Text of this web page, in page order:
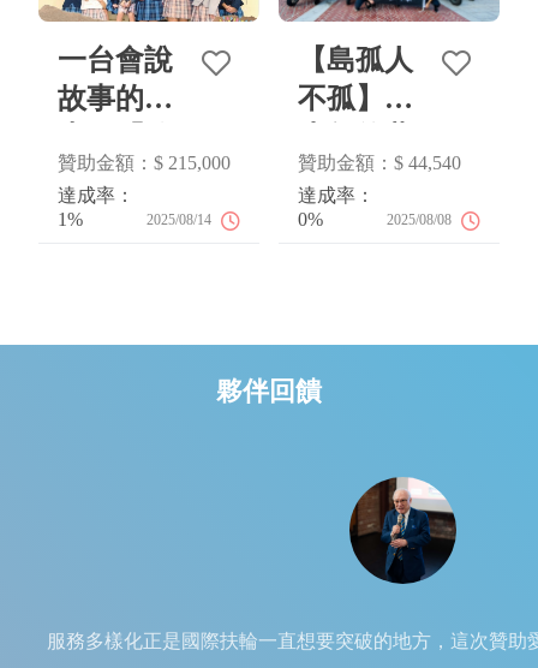
一台會說
故事的
送」每個
渴望被聽
贊助金額：$ 215,000
達成率：
1%
2025/08/14
【島孤人
不孤】為
想裝上輪
胎
贊助金額：$ 44,540
達成率：
0%
2025/08/08
夥伴回饋
服務多樣化正是國際扶輪一直想要突破的地方，這次贊助